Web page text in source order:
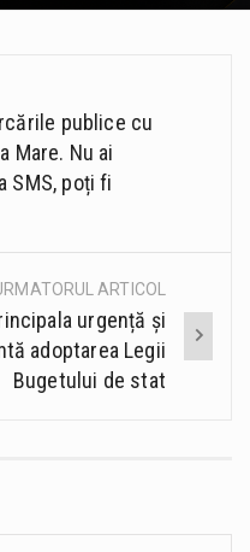
publice cu
Mare. Nu ai
SMS, poți fi
ARTICOL
urgență și
adoptarea Legii
Bugetului de stat